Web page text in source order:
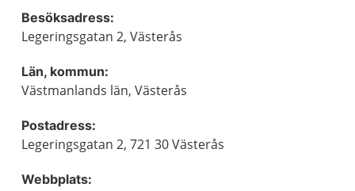
Besöksadress:
Legeringsgatan 2, Västerås
Län, kommun:
Västmanlands län, Västerås
Postadress:
Legeringsgatan 2, 721 30 Västerås
Webbplats: